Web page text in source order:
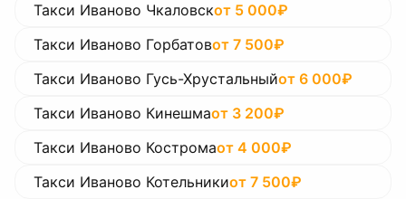
Такси Иваново Чкаловскот 5 000₽
Такси Иваново Горбатовот 7 500₽
Такси Иваново Гусь-Хрустальныйот 6 000₽
Такси Иваново Кинешмаот 3 200₽
Такси Иваново Костромаот 4 000₽
Такси Иваново Котельникиот 7 500₽